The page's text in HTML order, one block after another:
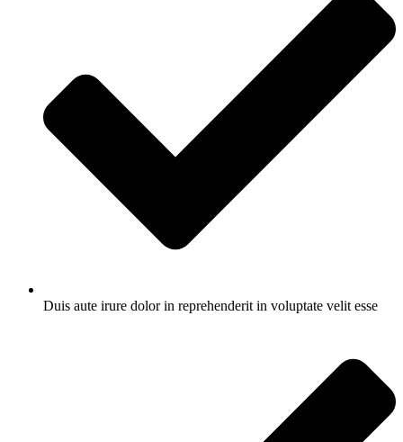
Duis aute irure dolor in reprehenderit in voluptate velit esse